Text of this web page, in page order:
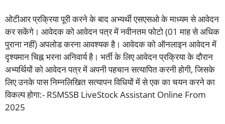
ओटीआर प्रक्रिया पूरी करने के बाद अभ्यर्थी एसएसओ के माध्यम से आवेदन
कर सकेंगे। आवेदक को आवेदन पत्र में नवीनतम फोटो (01 माह से अधिक
पुराना नहीं) अपलोड करना आवश्यक है। आवेदक को ऑनलाइन आवेदन में
दृश्यमान चिह्न भरना अनिवार्य है। भर्ती के लिए आवेदन प्रक्रिया के दौरान
अभ्यर्थियों को आवेदन पत्र में अपनी पहचान सत्यापित करनी होगी, जिसके
लिए उनके पास निम्नलिखित सत्यापन विधियों में से एक का चयन करने का
विकल्प होगा:- RSMSSB LiveStock Assistant Online From
2025